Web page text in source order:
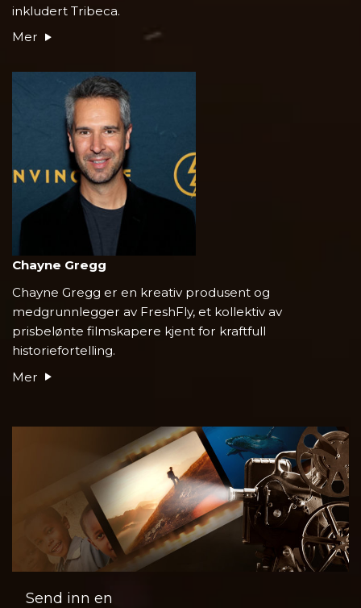
inkludert Tribeca.
Mer
Chayne Gregg
Chayne Gregg er en kreativ produsent og
medgrunnlegger av FreshFly, et kollektiv av
prisbelønte filmskapere kjent for kraftfull
historiefortelling.
Mer
Send inn en